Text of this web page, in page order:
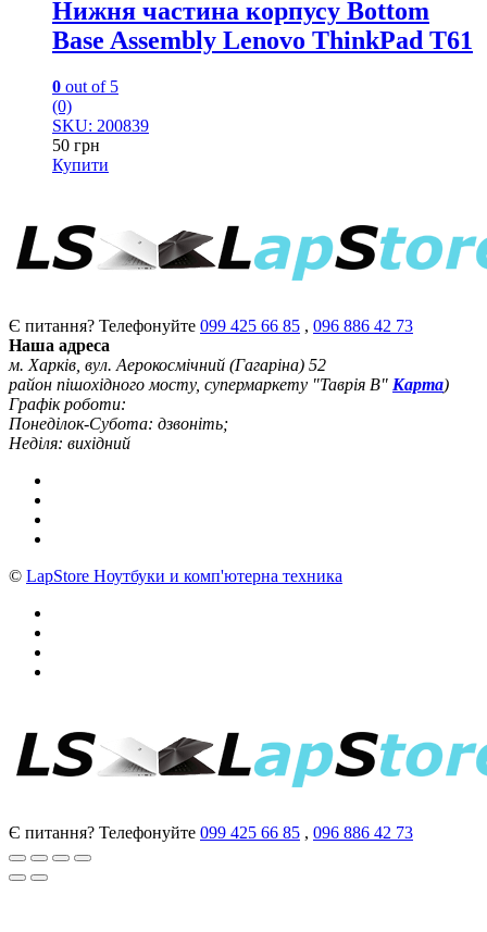
Нижня частина корпусу Bottom
Base Assembly Lenovo ThinkPad T61
0 out of 5
(0)
SKU: 200839
50 грн
Купити
Є питання? Телефонуйте 099 425 66 85 , 096 886 42 73
Наша адреса
м. Харків, вул. Аерокосмічний (Гагаріна) 52
район пішохідного мосту, супермаркету "Таврія В" Карта)
Графік роботи:
Понеділок-Субота: дзвоніть;
Неділя: вихідний
© LapStore Ноутбуки и комп'ютерна техника
Є питання? Телефонуйте 099 425 66 85 , 096 886 42 73